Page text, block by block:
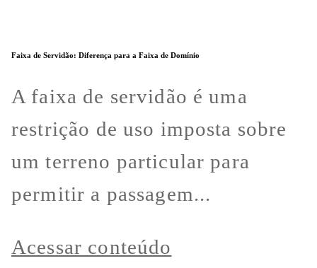
Faixa de Servidão: Diferença para a Faixa de Domínio
A faixa de servidão é uma
restrição de uso imposta sobre
um terreno particular para
permitir a passagem...
Acessar conteúdo